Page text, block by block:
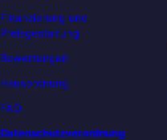
Finanzierung und
Preisgestaltung
Bewertungen
Hausordnung
FAQ
Datenschutzverordnung